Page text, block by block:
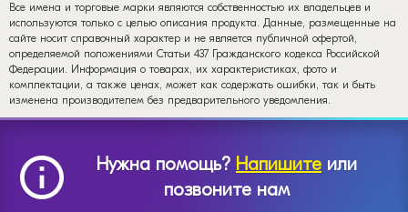
Все имена и торговые марки являются собственностью их владельцев и
используются только с целью описания продукта. Данные, размещенные на
сайте носит справочный характер и не является публичной офертой,
определяемой положениями Статьи 437 Гражданского кодекса Российской
Федерации. Информация о товарах, их характеристиках, фото и
комплектации, а также ценах, может как содержать ошибки, так и быть
изменена производителем без предварительного уведомления.
Нужна помощь? Напишите или
позвоните нам